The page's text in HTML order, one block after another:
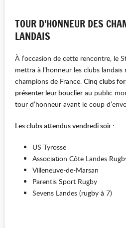
TOUR D'HONNEUR DES
LANDAIS
À l’occasion de cette rencontre, le
mettra à l’honneur les clubs landais
champions de France. Cinq clubs
présenter leur bouclier au public
tour d’honneur avant le coup
Les clubs attendus vendredi soir :
US Tyrosse
Association Côte Landes
Villeneuve-de-Marsan
Parentis Sport Rugby
Sevens Landes (rugby à 7)